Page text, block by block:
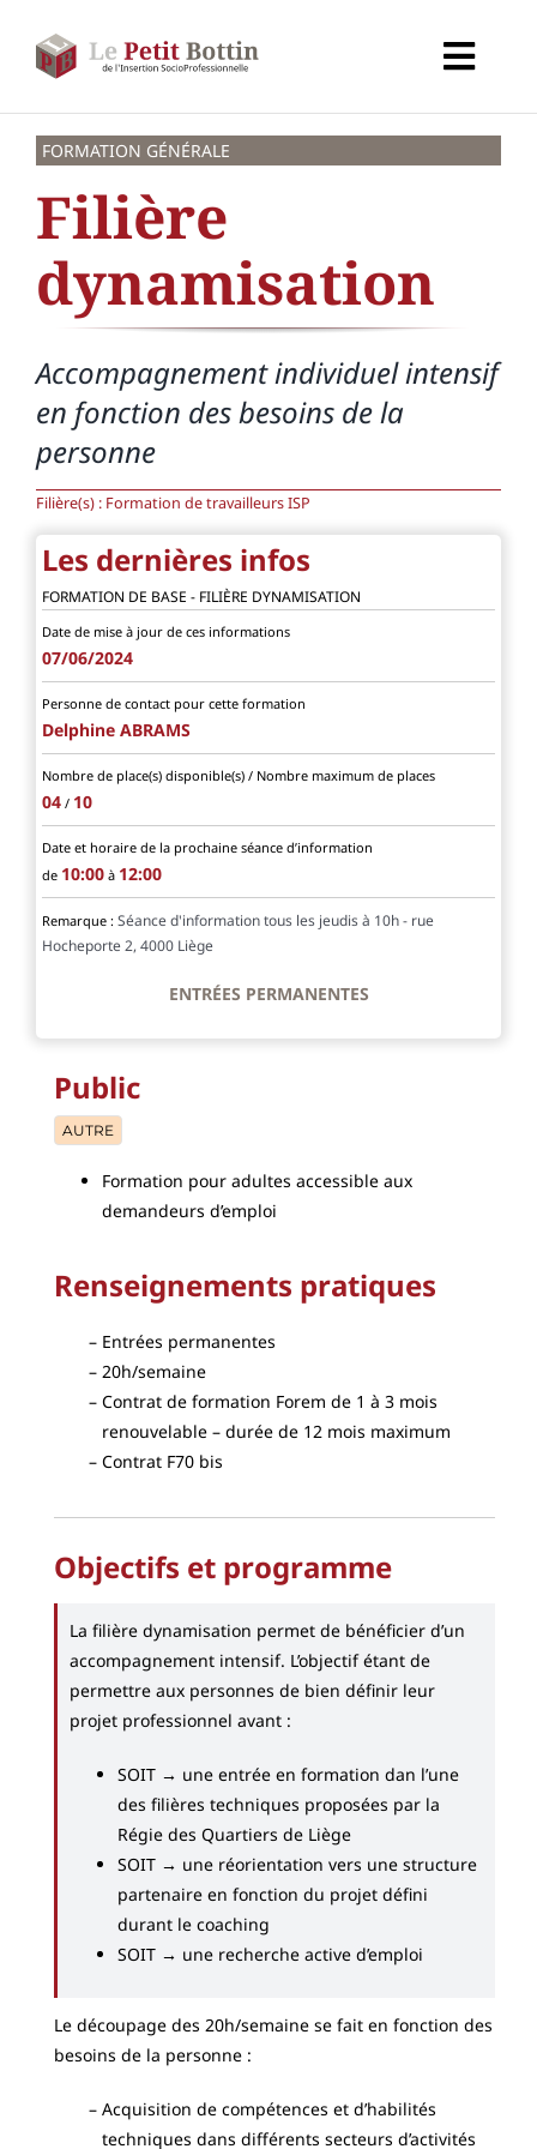
contenu
Types d’organismes
Organismes
Secteurs
Partenaires
FORMATION GÉNÉRALE
Filière
dynamisation
Accompagnement individuel intensif
en fonction des besoins de la
personne
Filière(s) : Formation de travailleurs ISP
Les dernières infos
FORMATION DE BASE - FILIÈRE DYNAMISATION
Date de mise à jour de ces informations
07/06/2024
Personne de contact pour cette formation
Delphine ABRAMS
Nombre de place(s) disponible(s) / Nombre maximum de places
04 / 10
Date et horaire de la prochaine séance d’information
de 10:00 à 12:00
Remarque : Séance d'information tous les jeudis à 10h - rue
Hocheporte 2, 4000 Liège
ENTRÉES PERMANENTES
Public
AUTRE
Formation pour adultes accessible aux
demandeurs d’emploi
Renseignements pratiques
Entrées permanentes
20h/semaine
Contrat de formation Forem de 1 à 3 mois
renouvelable– durée de 12 mois maximum
Contrat F70 bis
Objectifs et programme
La filière dynamisation permet de bénéficier d’un
accompagnement intensif. L’objectif étant de
permettre aux personnes de bien définir leur
projet professionnel avant :
SOIT → une entrée en formation dan l’une
des filières techniques proposées par la
Régie des Quartiers de Liège
SOIT → une réorientation vers une structure
partenaire en fonction du projet défini
durant le coaching
SOIT → une recherche active d’emploi
Le découpage des 20h/semaine se fait en fonction des
besoins de la personne :
Acquisition de compétences et d’habilités
techniques dans différents secteurs d’activités